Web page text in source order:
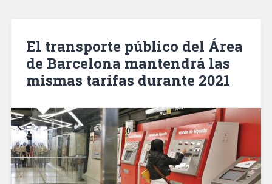
El transporte público del Área
de Barcelona mantendrá las
mismas tarifas durante 2021